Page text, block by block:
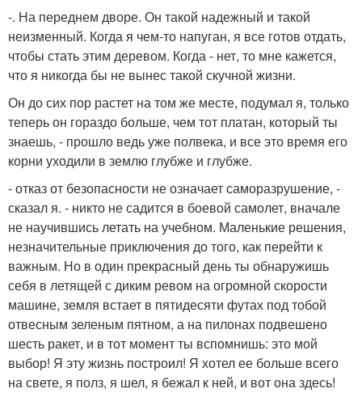
-. На переднем дворе. Он такой надежный и такой
неизменный. Когда я чем-то напуган, я все готов отдать,
чтобы стать этим деревом. Когда - нет, то мне кажется,
что я никогда бы не вынес такой скучной жизни.
Он до сих пор растет на том же месте, подумал я, только
теперь он гораздо больше, чем тот платан, который ты
знаешь, - прошло ведь уже полвека, и все это время его
корни уходили в землю глубже и глубже.
- отказ от безопасности не означает саморазрушение, -
сказал я. - никто не садится в боевой самолет, вначале
не научившись летать на учебном. Маленькие решения,
незначительные приключения до того, как перейти к
важным. Но в один прекрасный день ты обнаружишь
себя в летящей с диким ревом на огромной скорости
машине, земля встает в пятидесяти футах под тобой
отвесным зеленым пятном, а на пилонах подвешено
шесть ракет, и в тот момент ты вспомнишь: это мой
выбор! Я эту жизнь построил! Я хотел ее больше всего
на свете, я полз, я шел, я бежал к ней, и вот она здесь!